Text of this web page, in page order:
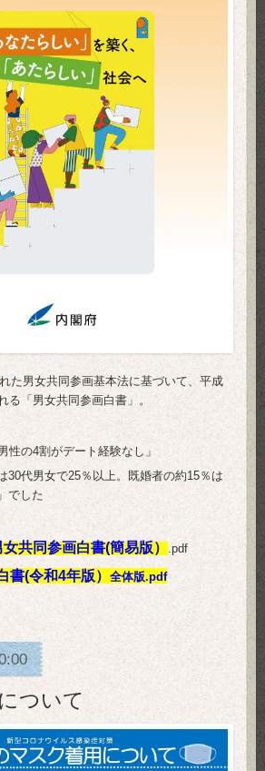
た男女共同参画基本法に基づいて、平成
る「男女共同参画白書」。
性の4割がデート経験なし」
30代男女で25％以上。既婚者の約15％は
でした
共同参画白書(簡易版） .pdf
書(令和4年版） 全体版.pdf
ついて